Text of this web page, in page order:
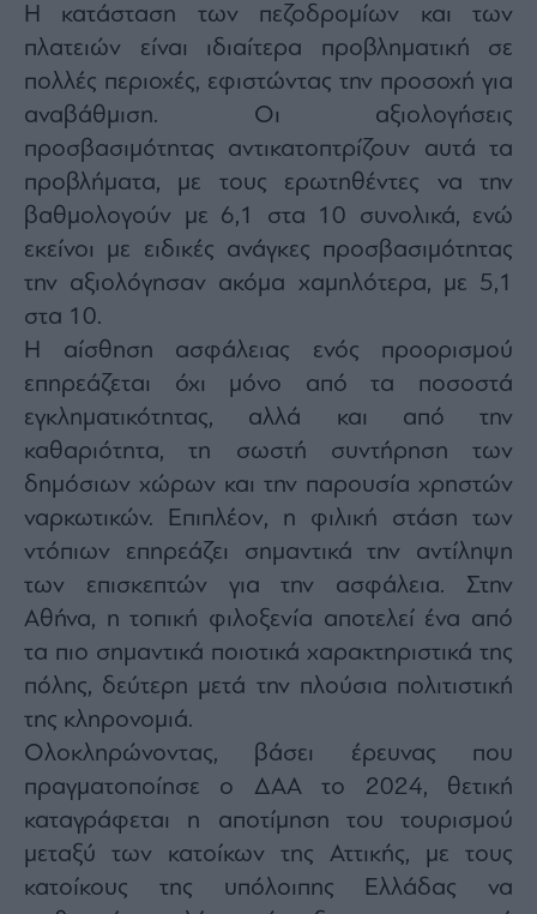
Η κατάσταση των πεζοδρομίων και των
πλατειών είναι ιδιαίτερα προβληματική σε
πολλές περιοχές, εφιστώντας την προσοχή για
αναβάθμιση. Οι αξιολογήσεις
προσβασιμότητας αντικατοπτρίζουν αυτά τα
προβλήματα, με τους ερωτηθέντες να την
βαθμολογούν με 6,1 στα 10 συνολικά, ενώ
εκείνοι με ειδικές ανάγκες προσβασιμότητας
την αξιολόγησαν ακόμα χαμηλότερα, με 5,1
στα 10.
Η αίσθηση ασφάλειας ενός προορισμού
επηρεάζεται όχι μόνο από τα ποσοστά
εγκληματικότητας, αλλά και από την
καθαριότητα, τη σωστή συντήρηση των
δημόσιων χώρων και την παρουσία χρηστών
ναρκωτικών. Επιπλέον, η φιλική στάση των
ντόπιων επηρεάζει σημαντικά την αντίληψη
των επισκεπτών για την ασφάλεια. Στην
Αθήνα, η τοπική φιλοξενία αποτελεί ένα από
τα πιο σημαντικά ποιοτικά χαρακτηριστικά της
πόλης, δεύτερη μετά την πλούσια πολιτιστική
της κληρονομιά.
Ολοκληρώνοντας, βάσει έρευνας που
πραγματοποίησε ο ΔΑΑ το 2024, θετική
καταγράφεται η αποτίμηση του τουρισμού
μεταξύ των κατοίκων της Αττικής, με τους
κατοίκους της υπόλοιπης Ελλάδας να